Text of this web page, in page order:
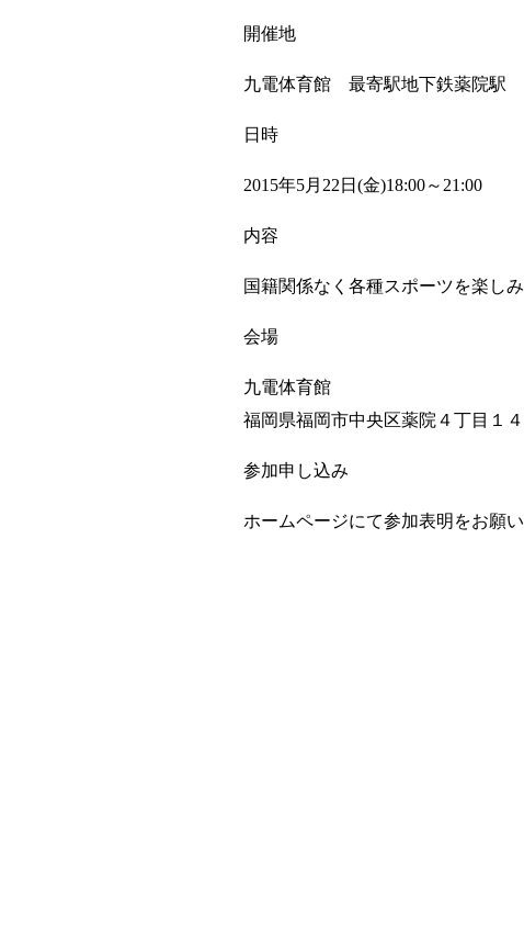
開催地
九電体育館 最寄駅地下鉄薬院駅
日時
2015年5月22日(金)18:00～21:00
内容
国籍関係なく各種スポーツを楽しみ
会場
九電体育館
福岡県福岡市中央区薬院４丁目１
参加申し込み
ホームページにて参加表明をお願い